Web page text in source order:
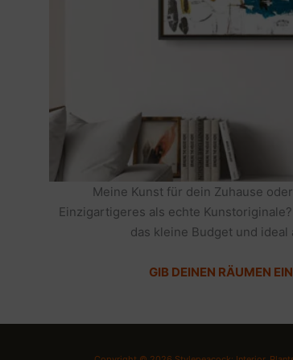
Meine Kunst für dein Zuhause
Einzigartigeres als echte
das kleine Budget und
GIB DEINEN RÄUMEN